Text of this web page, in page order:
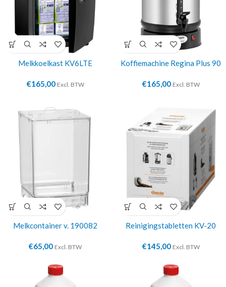
Melkkoelkast KV6LTE
€165,00 Excl. BTW
Koffiemachine Regina Plus 90
€165,00 Excl. BTW
Melkcontainer v. 190082
€65,00 Excl. BTW
Reinigingstabletten KV-20
€145,00 Excl. BTW